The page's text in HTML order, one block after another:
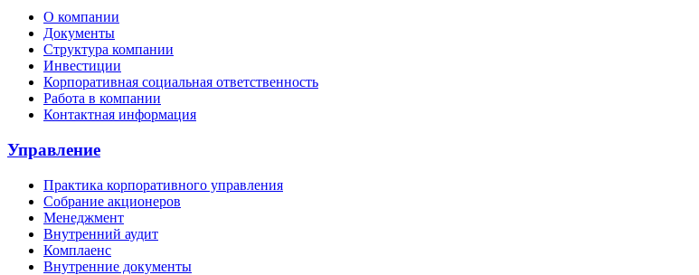
О компании
Документы
Структура компании
Инвестиции
Корпоративная социальная ответственность
Работа в компании
Контактная информация
Управление
Практика корпоративного управления
Собрание акционеров
Менеджмент
Внутренний аудит
Комплаенс
Внутренние документы